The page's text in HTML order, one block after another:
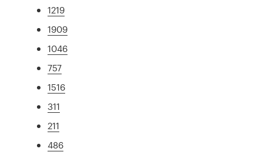
1219
1909
1046
757
1516
311
211
486